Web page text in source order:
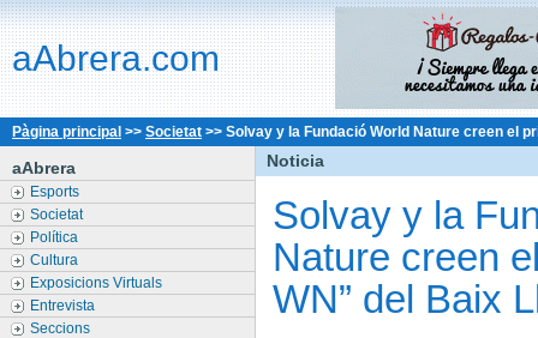
aAbrera.com
Pàgina principal >> Societat >> Solvay y la Fundació World Nature creen el
aAbrera
Esports
Societat
Política
Cultura
Exposicions Virtuals
Entrevista
Seccions
Noticia
Solvay y la
Nature creen
WN” del Baix